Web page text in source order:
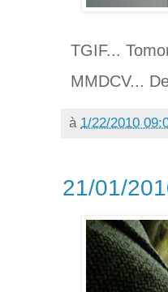
TGIF...
MMDCV...
à 1/22/2010
21/01/